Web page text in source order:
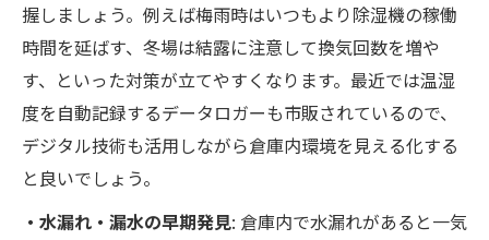
握しましょう。例えば梅雨時はいつもより除湿機の稼働
時間を延ばす、冬場は結露に注意して換気回数を増や
す、といった対策が立てやすくなります。最近では温湿
度を自動記録するデータロガーも市販されているので、
デジタル技術も活用しながら倉庫内環境を見える化する
と良いでしょう。
・水漏れ・漏水の早期発見: 倉庫内で水漏れがあると一気